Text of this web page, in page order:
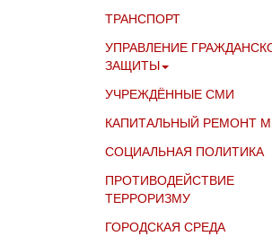
ТРАНСПОРТ
УПРАВЛЕНИЕ
ЗАЩИТЫ
УЧРЕЖДЁННЫЕ СМИ
КАПИТАЛЬНЫЙ РЕМОНТ
СОЦИАЛЬНАЯ ПОЛИТИКА
ПРОТИВОДЕЙСТВИЕ
ТЕРРОРИЗМУ
ГОРОДСКАЯ СРЕДА